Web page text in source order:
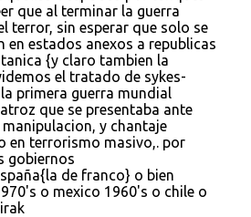
que al terminar la guerra
terror, sin esperar que solo se
en estados anexos a republicas
{y claro tambien la
el tratado de sykes-
primera guerra mundial
que se presentaba ante
y chantaje
en terrorismo masivo,. por
gobiernos
de franco} o bien
o mexico 1960's o chile o